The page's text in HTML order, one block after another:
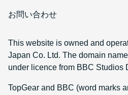
お問い合わせ
This website is owned and
Japan Co. Ltd. The domain
under licence from BBC Studios
TopGear and BBC (word marks